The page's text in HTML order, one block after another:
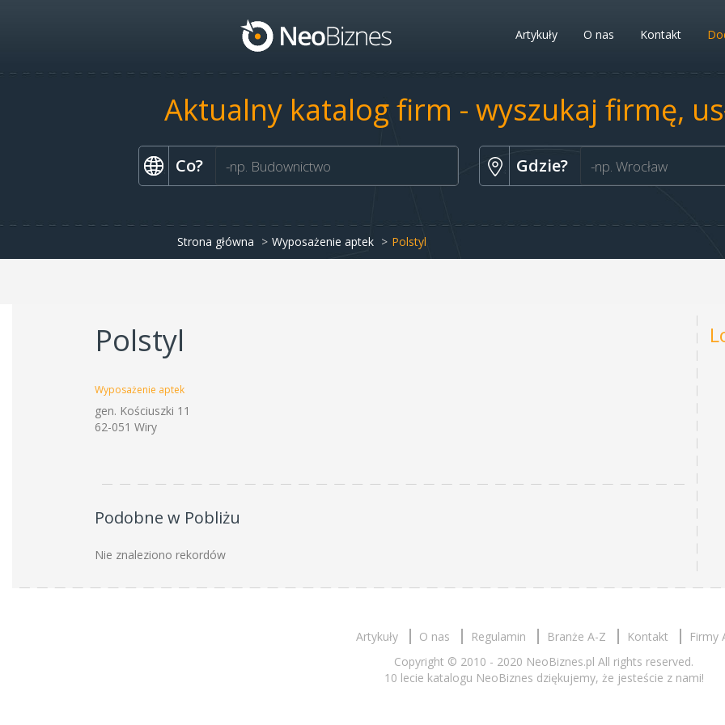
Artykuły O nas Kontakt
Aktualny katalog firm - wyszukaj firmę,
Co? Gdzie?
Strona główna Wyposażenie aptek Polstyl
Polstyl
Wyposażenie aptek
gen. Kościuszki 11
62-051 Wiry
Podobne w Pobliżu
Nie znaleziono rekordów
Artykuły O nas Regulamin Branże A-Z Kontakt
Firmy
Copyright © 2010 - 2020 NeoBiznes.pl All rights reserved.
10 lecie katalogu NeoBiznes dziękujemy, że jesteście z nami!